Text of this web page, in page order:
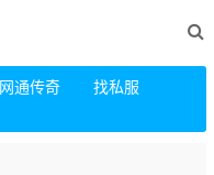
网通传奇
找私服